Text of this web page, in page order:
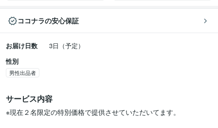
ココナラの安心保証
お届け日数
3日（予定）
性別
男性出品者
サービス内容
※現在２名限定の特別価格で提供させていただいてます。